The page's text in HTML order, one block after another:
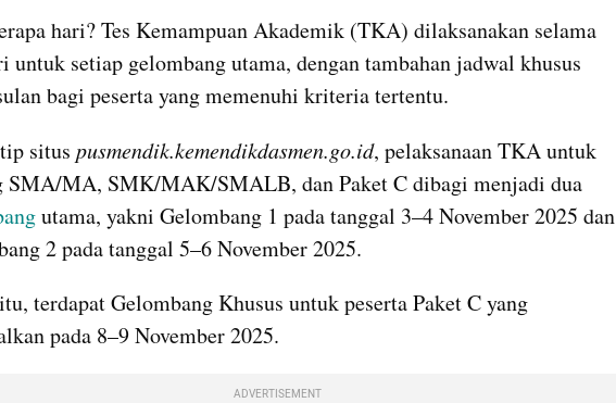
hari? Tes Kemampuan Akademik (TKA) dilaksanakan selama
untuk setiap gelombang utama, dengan tambahan jadwal khusus
bagi peserta yang memenuhi kriteria tertentu.
situs pusmendik.kemendikdasmen.go.id, pelaksanaan TKA untuk
utama, yakni Gelombang 1 pada tanggal 3–4 November 2025 dan
2 pada tanggal 5–6 November 2025.
terdapat Gelombang Khusus untuk peserta Paket C yang
pada 8–9 November 2025.
ADVERTISEMENT